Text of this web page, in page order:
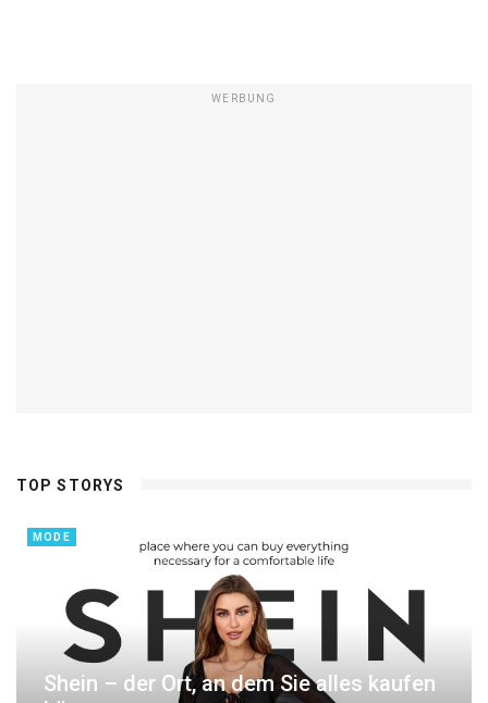
WERBUNG
TOP STORYS
MODE
Shein – der Ort, an dem Sie alles kaufen